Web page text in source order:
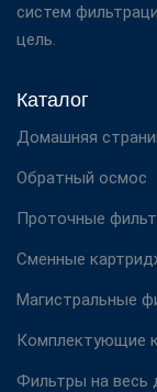
систем
цель.
Каталог
Домашняя
Обратный осмос
Проточные
Сменные
Магистральные
Комплектующие
Фильтры на весь